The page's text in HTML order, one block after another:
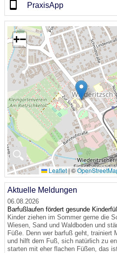
PraxisApp
🔍
+−
Leaflet|©
Aktuelle Meldungen
06.08.2026
Barfußlaufen fördert gesunde
Kinder ziehen im Sommer gerne die
Wiesen, Sand und Waldboden und
Füße. Denn wer barfuß geht, trainiert
und hilft dem Fuß, sich natürlich zu
starten mit eher flachen Füßen, das